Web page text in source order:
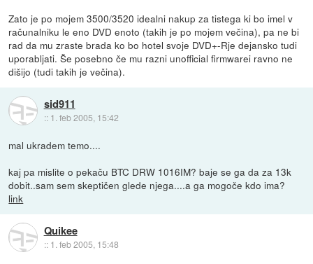
Zato je po mojem 3500/3520 idealni nakup za tistega ki bo imel v
računalniku le eno DVD enoto (takih je po mojem večina), pa ne bi
rad da mu zraste brada ko bo hotel svoje DVD+-Rje dejansko tudi
uporabljati. Še posebno če mu razni unofficial firmwarei ravno ne
dišijo (tudi takih je večina).
sid911
:: 1. feb 2005, 15:42
mal ukradem temo....
kaj pa mislite o pekaču BTC DRW 1016IM? baje se ga da za 13k
dobit..sam sem skeptičen glede njega....a ga mogoče kdo ima?
link
Quikee
:: 1. feb 2005, 15:48